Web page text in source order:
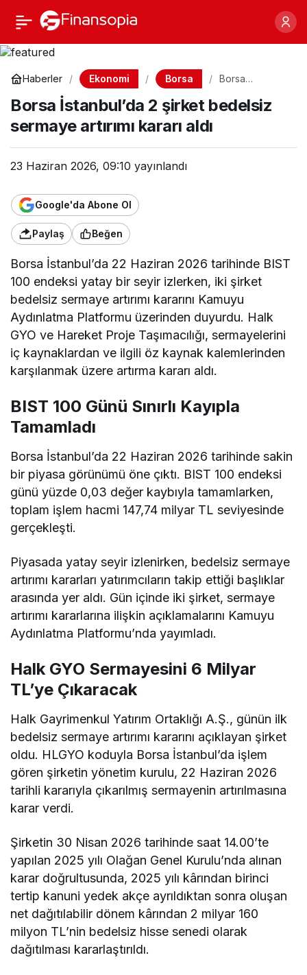
Haberler Ekonomi Borsa
Borsa
şirket bedelsiz
sermaye artırımı
Borsa İstanbul’da 2 şirket bedelsiz
sermaye artırımı kararı aldı
23 Haziran 2026, 09:10 yayınlandı
Google'da Abone Ol
Paylaş Beğen
Borsa İstanbul’da 22 Haziran 2026 tarihinde BIST
100 endeksi yatay bir seyir izlerken, iki şirket
bedelsiz sermaye artırımı kararını Kamuyu
Aydınlatma Platformu üzerinden duyurdu. Halk
GYO ve Hareket Proje Taşımacılığı, sermayelerini
iç kaynaklardan ve ilgili öz kaynak kalemlerinden
karşılanmak üzere artırma kararı aldı.
BIST 100 Günü Sınırlı Kayıpla
Tamamladı
Borsa İstanbul’da 22 Haziran 2026 tarihinde sakin
bir piyasa görünümü öne çıktı. BIST 100 endeksi
günü yüzde 0,03 değer kaybıyla tamamlarken,
toplam işlem hacmi 147,74 milyar TL seviyesinde
gerçekleşti.
Piyasada yatay seyir izlenirken, bedelsiz sermaye
artırımı kararları yatırımcıların takip ettiği başlıklar
arasında yer aldı. Gün içinde iki şirket, sermaye
artırımı kararlarına ilişkin açıklamalarını Kamuyu
Aydınlatma Platformu’nda yayımladı.
Halk GYO Sermayesini 6 Milyar
TL’ye Çıkaracak
Halk Gayrimenkul Yatırım Ortaklığı A.Ş., günün ilk
bedelsiz sermaye artırımı kararını açıklayan şirket
oldu. HLGYO koduyla Borsa İstanbul’da işlem
gören şirketin yönetim kurulu, 22 Haziran 2026
tarihli kararıyla çıkarılmış sermayenin artırılmasına
karar verdi.
Şirketin 30 Nisan 2026 tarihinde saat 14.00’te
yapılan 2025 yılı Olağan Genel Kurulu’nda alınan
karar doğrultusunda, 2025 yılı kârından birinci
tertip kanuni yedek akçe ayrıldıktan sonra oluşan
net dağıtılabilir dönem kârından 2 milyar 160
milyon TL’nin bedelsiz hisse senedi olarak
dağıtılması kararlaştırıldı.
Borsa İstanbul’da 2
şirket bedelsiz sermaye
artırımı kararı aldı
Paylaş